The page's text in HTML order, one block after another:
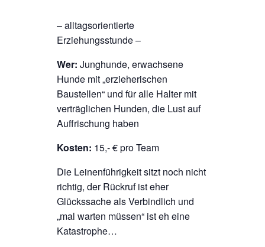
– alltagsorientierte
Erziehungsstunde –
Wer:Junghunde, erwachsene
Hunde mit „erzieherischen
Baustellen“ und für alle Halter mit
verträglichen Hunden, die Lust auf
Auffrischung haben
Kosten: 15,- € pro Team
Die Leinenführigkeit sitzt noch nicht
richtig, der Rückruf ist eher
Glückssache als Verbindlich und
„mal warten müssen“ ist eh eine
Katastrophe…